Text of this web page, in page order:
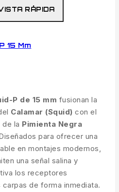
RÁPIDA
15 Mm
P de 15 mm fusionan la
Calamar (Squid) con el
la Pimienta Negra
para ofrecer una
en montajes modernos,
una señal salina y
los receptores
de forma inmediata.